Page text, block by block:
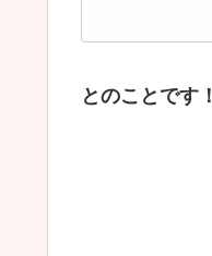
とのことです！